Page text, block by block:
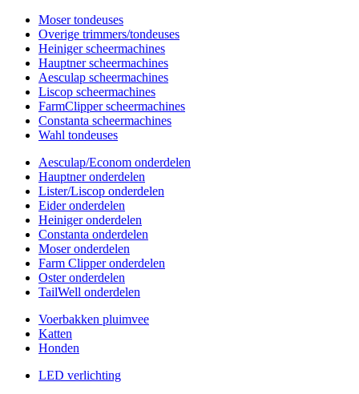
Moser tondeuses
Overige trimmers/tondeuses
Heiniger scheermachines
Hauptner scheermachines
Aesculap scheermachines
Liscop scheermachines
FarmClipper scheermachines
Constanta scheermachines
Wahl tondeuses
Aesculap/Econom onderdelen
Hauptner onderdelen
Lister/Liscop onderdelen
Eider onderdelen
Heiniger onderdelen
Constanta onderdelen
Moser onderdelen
Farm Clipper onderdelen
Oster onderdelen
TailWell onderdelen
Voerbakken pluimvee
Katten
Honden
LED verlichting